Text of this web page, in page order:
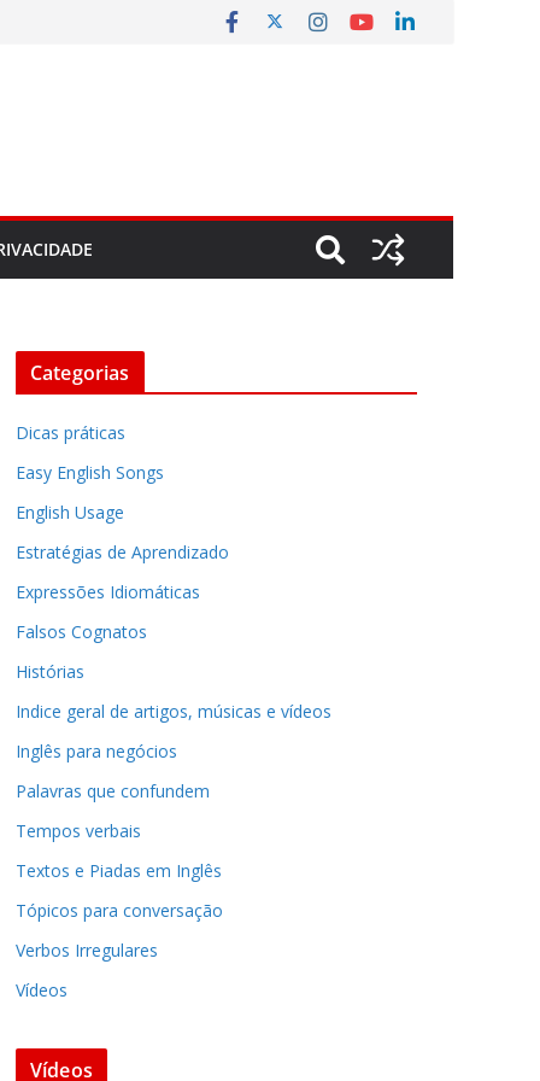
Categorias
Dicas práticas
Easy English Songs
English Usage
Estratégias de Aprendizado
Expressões Idiomáticas
Falsos Cognatos
Histórias
Indice geral de artigos, músicas e vídeos
Inglês para negócios
Palavras que confundem
Tempos verbais
Textos e Piadas em Inglês
Tópicos para conversação
Verbos Irregulares
Vídeos
Vídeos